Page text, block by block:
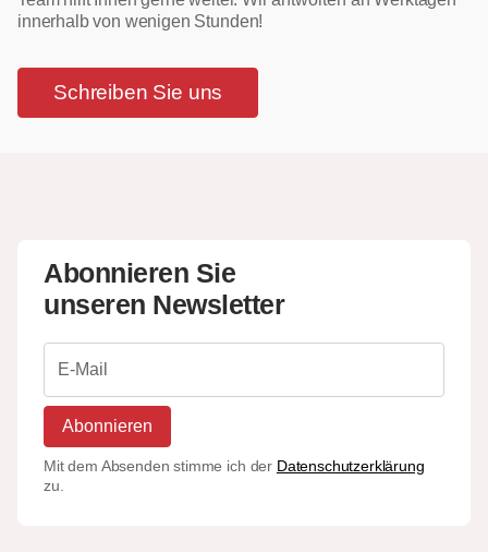
innerhalb von wenigen Stunden!
Schreiben Sie uns
Abonnieren Sie
unseren Newsletter
Abonnieren
Mit dem Absenden stimme ich der Datenschutzerklärung
zu.